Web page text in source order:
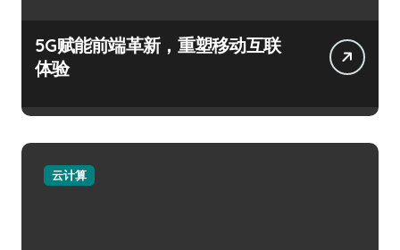
5G赋能前端革新，重塑移动互联
体验
云计算